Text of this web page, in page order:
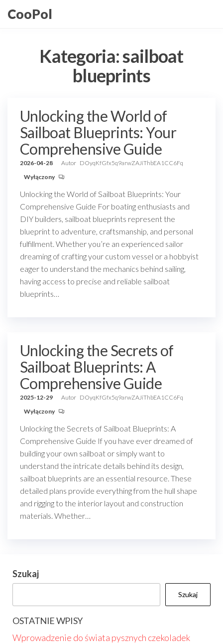
doCooPol
Kategoria:sailboat
blueprints
Unlocking the World of
Sailboat Blueprints: Your
Comprehensive Guide
2026-04-28 Autor DOyqKfGfx5q9arwZAJiThbEA1CC6Fq
Wyłączony
Unlocking the World of Sailboat Blueprints: Your
Comprehensive Guide For boating enthusiasts and
DIY builders, sailboat blueprints represent the
blueprint to adventure, craftsmanship, and personal
fulfillment. Whether you’re an experienced sailor
dreaming of crafting your custom vessel or a hobbyist
eager to understand the mechanics behind sailing,
having access to precise and reliable sailboat
blueprints…
Unlocking the Secrets of
Sailboat Blueprints: A
Comprehensive Guide
2025-12-29 Autor DOyqKfGfx5q9arwZAJiThbEA1CC6Fq
Wyłączony
Unlocking the Secrets of Sailboat Blueprints: A
Comprehensive Guide If you have ever dreamed of
building your own sailboat or simply want to
understand the intricate details behind its design,
sailboat blueprints are an essential resource. These
detailed plans provide everything from the hull shape
and rigging to the interior layout and construction
materials. Whether…
Szukaj
Szukaj
OSTATNIE WPISY
Wprowadzenie do świata pysznych czekoladek